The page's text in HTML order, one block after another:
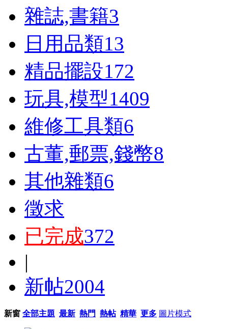
雜誌,書籍3
日用品類13
精品擺設172
玩具,模型1409
維修工具類6
古董,郵票,錢幣8
其他雜類6
徵求
已完成372
|
新帖2004
新窗 全部主題 最新 熱門 熱帖 精華 更多 圖片模式